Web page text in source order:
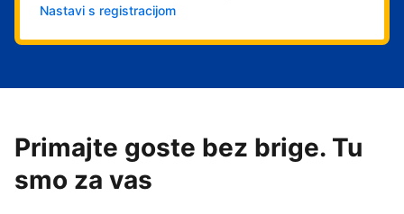
Nastavi s registracijom
Primajte goste bez brige. Tu
smo za vas